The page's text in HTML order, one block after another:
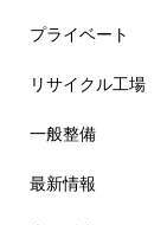
プライベート
リサイクル工場
一般整備
最新情報